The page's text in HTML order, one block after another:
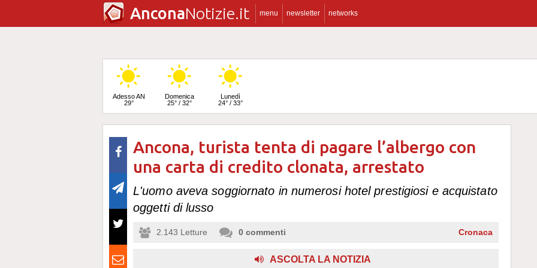
AnconaNotizie.it menu newsletter networks
Adesso AN
29°
Domenica
25° / 32°
Lunedì
24° / 33°
Martedì
25° / 33°
Ancona, turista tenta di pagare l’albergo con
una carta di credito clonata, arrestato
L'uomo aveva soggiornato in numerosi hotel prestigiosi e acquistato
oggetti di lusso
2.143 Letture 0 commenti Cronaca
ASCOLTA LA NOTIZIA